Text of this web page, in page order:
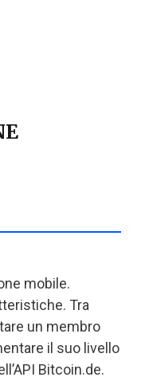
mobile.
Tra
un membro
il suo livello
Bitcoin.de.